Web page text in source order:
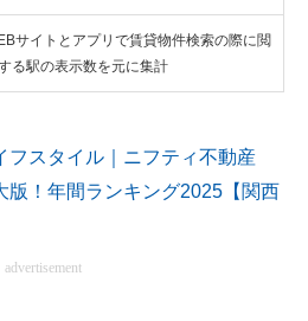
サイトとアプリで賃貸物件検索の際に閲
る駅の表⽰数を元に集計
フスタイル｜ニフティ不動産
版！年間ランキング2025【関西
advertisement